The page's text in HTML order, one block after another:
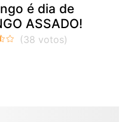
é dia de
ASSADO!